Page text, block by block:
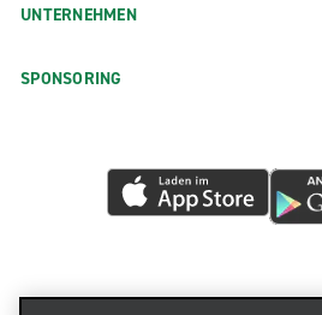
UNTERNEHMEN
SPONSORING